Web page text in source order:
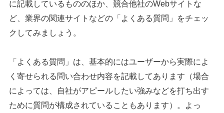
に記載しているもののほか、競合他社のWebサイトな
ど、業界の関連サイトなどの「よくある質問」をチェッ
クしてみましょう。
「よくある質問」は、基本的にはユーザーから実際によ
く寄せられる問い合わせ内容を記載してあります（場合
によっては、自社がアピールしたい強みなどを打ち出す
ために質問が構成されていることもあります）。よっ